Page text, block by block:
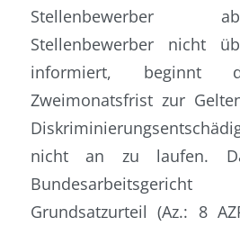
Stellenbewerber
Stellenbewerber nicht
informiert, beginnt
Zweimonatsfrist zur
nicht an zu laufen.
Grundsatzurteil (Az.: 8